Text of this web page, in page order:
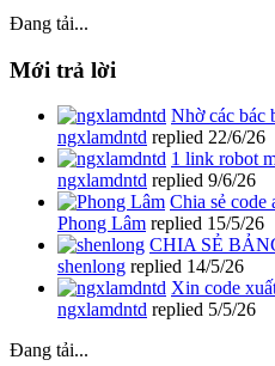
Đang tải...
Mới trả lời
Nhờ các bác
ngxlamdntd replied 22/6/26
1 link robot
ngxlamdntd replied 9/6/26
Chia sẻ code
Phong Lâm replied 15/5/26
CHIA SẺ
shenlong replied 14/5/26
Xin code
ngxlamdntd replied 5/5/26
Đang tải...